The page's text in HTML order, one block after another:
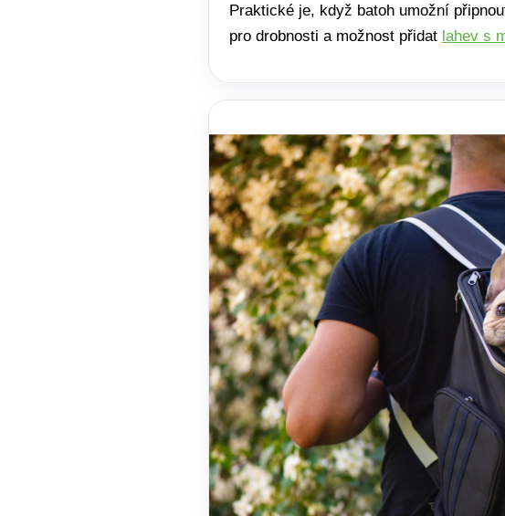
Praktické je, když batoh umožní
pro drobnosti a možnost přidat lahev s